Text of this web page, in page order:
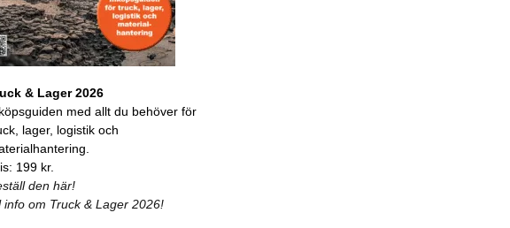
& Lager 2026
med allt du behöver för
lager, logistik och
199 kr.
den här!
info om Truck & Lager 2026!